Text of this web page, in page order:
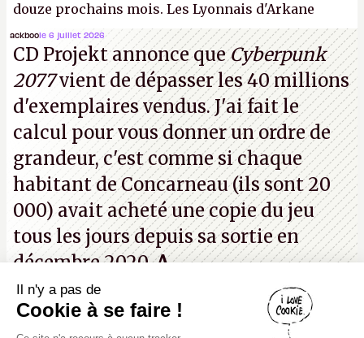
douze prochains mois. Les Lyonnais d'Arkane
(Dishonored, Deathloop) pourraient faire partie des
prochaines victimes, puisque Microsoft a confirmé
vouloir se séparer du studio.A.
ackboole 6 juillet 2026
CD Projekt annonce queCyberpunk
2077vient de dépasser les 40 millions
d'exemplaires vendus. J'ai fait le
calcul pour vous donner un ordre de
grandeur, c'est comme si chaque
habitant de Concarneau (ils sont 20
000) avait acheté une copie du jeu
tous les jours depuis sa sortie en
décembre 2020.A.
Canard PC
Kiosque numérique
Il n'y a pas de
Cookie à se faire !